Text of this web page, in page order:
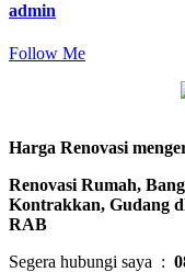
admin
Follow Me
Harga Renovasi
Renovasi Rumah,
Kontrakkan, Gudang
RAB
Segera hubungi saya :